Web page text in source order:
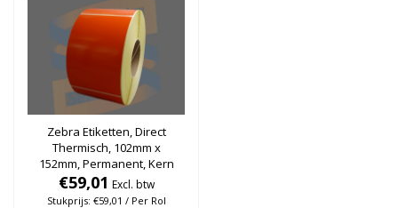
Zebra Etiketten, Direct
Thermisch, 102mm x
152mm, Permanent, Kern
76mm, Oranje, rol à 950
stuks
€59,01 Excl. btw
Stukprijs: €59,01 / Per Rol